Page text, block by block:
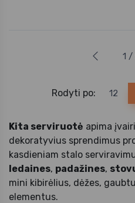
1 /
Rodyti po: 12
Kita serviruotė apima
dekoratyvius sprendimus
kasdieniam stalo
ledaines, padažines,
mini kibirėlius, dėžes,
elementus.